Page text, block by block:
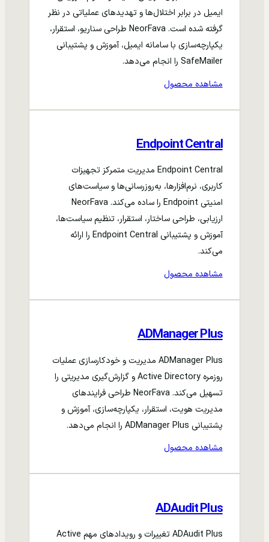
ایمیل در برابر اختلال‌ها و تهدیدهای عملیاتی در نظر
گرفته شده است. NeorFava طراحی سناریو، استقرار،
یکپارچه‌سازی با سامانه ایمیل، آموزش و پشتیبانی
SafeMailer را انجام می‌دهد.
مشاهده محصول
Endpoint Central
Endpoint Central مدیریت متمرکز تجهیزات
کاربری، نرم‌افزارها، به‌روزرسانی‌ها و سیاست‌های
امنیتی Endpoint را ساده می‌کند. NeorFava
ارزیابی، طراحی ساختار، استقرار، تنظیم سیاست‌ها،
آموزش و پشتیبانی Endpoint Central را ارائه
می‌کند.
مشاهده محصول
ADManager Plus
ADManager Plus مدیریت و خودکارسازی عملیات
روزمره Active Directory و گزارش‌گیری مدیریتی را
تسهیل می‌کند. NeorFava طراحی فرایندهای
مدیریت هویت، استقرار، یکپارچه‌سازی، آموزش و
پشتیبانی ADManager Plus را انجام می‌دهد.
مشاهده محصول
ADAudit Plus
ADAudit Plus تغییرات و رویدادهای مهم Active